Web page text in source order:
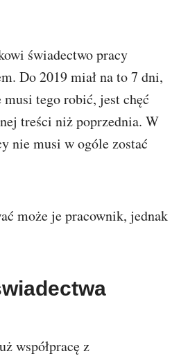
świadectwo pracy
Do 2019 miał na to 7 dni,
tego robić, jest chęć
treści niż poprzednia. W
nie musi w ogóle zostać
może je pracownik, jednak
współpracę z